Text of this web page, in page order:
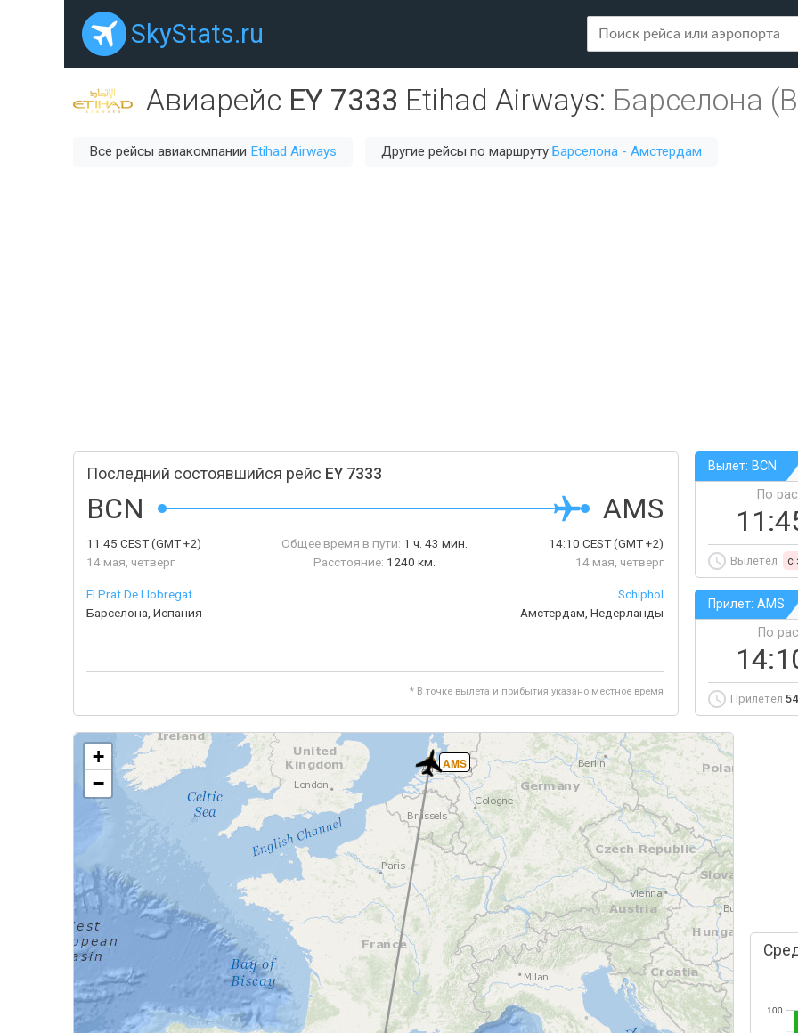
SkyStats.ru
Авиарейс EY 7333 Etihad Airways: Барселона
Все рейсы авиакомпании Etihad Airways Другие рейсы по маршруту Барселона - Амстердам
Последний состоявшийся рейс EY 7333
BCN AMS
11:45 CEST(GMT +2)
14 мая, четверг
Общее время в пути: 1 ч. 43 мин.
Расстояние: 1240 км.
14:10 CEST(GMT +2)
14 мая, четверг
El Prat De Llobregat
Барселона, Испания
Schiphol
Амстердам, Недерланды
* В точке вылета и прибытия указано местное время
Вылет: BCN
По
Вылетел c
Прилет: AMS
По
Прилетел
AMS
+
−
100